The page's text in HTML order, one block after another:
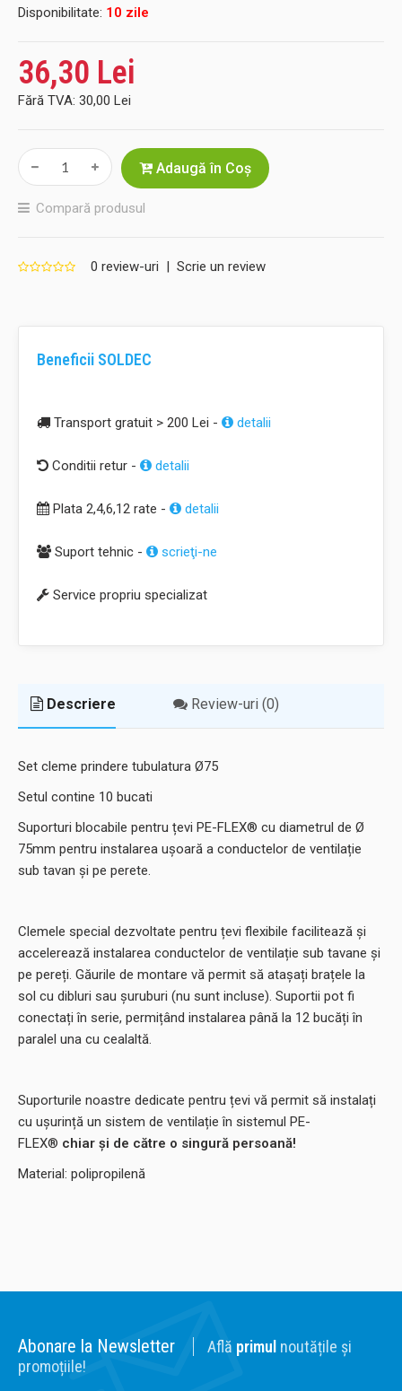
Disponibilitate: 10 zile
36,30 Lei
Fără TVA: 30,00 Lei
Adaugă în Coş
Compară produsul
0 review-uri | Scrie un review
Beneficii SOLDEC
Transport gratuit > 200 Lei - detalii
Conditii retur - detalii
Plata 2,4,6,12 rate - detalii
Suport tehnic - scrieţi-ne
Service propriu specializat
Descriere Review-uri (0)
Set cleme prindere tubulatura Ø75
Setul contine 10 bucati
Suporturi blocabile pentru țevi PE-FLEX® cu diametrul de Ø
75mm pentru instalarea ușoară a conductelor de ventilație
sub tavan și pe perete.
Clemele special dezvoltate pentru țevi flexibile facilitează și
accelerează instalarea conductelor de ventilație sub tavane și
pe pereți. Găurile de montare vă permit să atașați brațele la
sol cu dibluri sau șuruburi (nu sunt incluse). Suportii pot fi
conectați în serie, permițând instalarea până la 12 bucăți în
paralel una cu cealaltă.
Suporturile noastre dedicate pentru țevi vă permit să instalați
cu ușurință un sistem de ventilație în sistemul PE-
FLEX® chiar și de către o singură persoană!
Material: polipropilenă
Abonare la Newsletter Află primul noutățile și
promoțiile!